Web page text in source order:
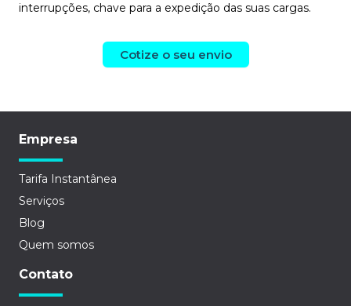
interrupções, chave para a expedição das suas cargas.
Cotize o seu envio
Empresa
Tarifa Instantânea
Serviços
Blog
Quem somos
Contato